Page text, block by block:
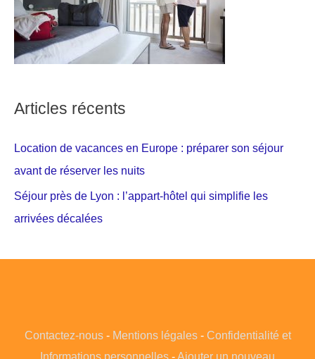
Articles récents
Location de vacances en Europe : préparer son séjour
avant de réserver les nuits
Séjour près de Lyon : l’appart-hôtel qui simplifie les
arrivées décalées
Contactez-nous- Mentions légales- Confidentialité et
Informations personnelles - Ajouter un nouveau